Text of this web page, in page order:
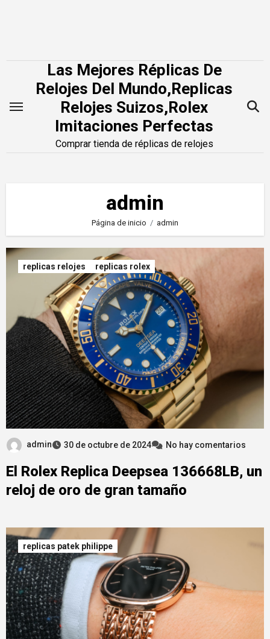
Las Mejores Réplicas De
Relojes Del Mundo,Replicas
Relojes Suizos,Rolex
Imitaciones Perfectas
Comprar tienda de réplicas de relojes
admin
Página de inicio admin
replicas relojes replicas rolex
admin 30 de octubre de 2024 No hay comentarios
El Rolex Replica Deepsea 136668LB, un
reloj de oro de gran tamaño
replicas patek philippe